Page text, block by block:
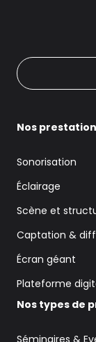
Nos
Sonorisation
Éclairage
Scène et
Captation &
Écran géant
Plateforme
Nos types de
Séminaires &